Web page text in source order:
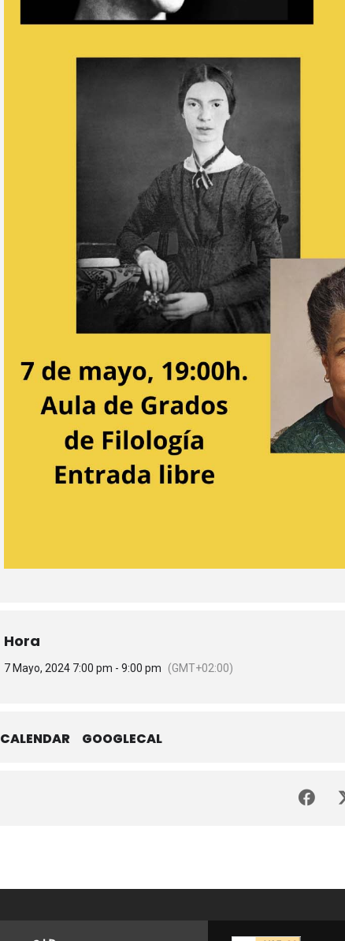
Hora
7 Mayo, 2024 7:00 pm - 9:00 pm (GMT+02:00)
CALENDAR GOOGLECAL